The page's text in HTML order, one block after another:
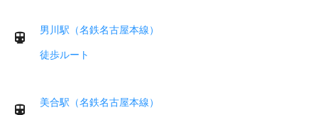
男川駅（名鉄名古屋本線）
徒歩ルート
美合駅（名鉄名古屋本線）